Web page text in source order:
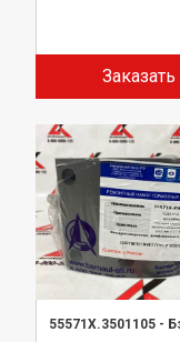
Заказать
55571Х.3501105 -